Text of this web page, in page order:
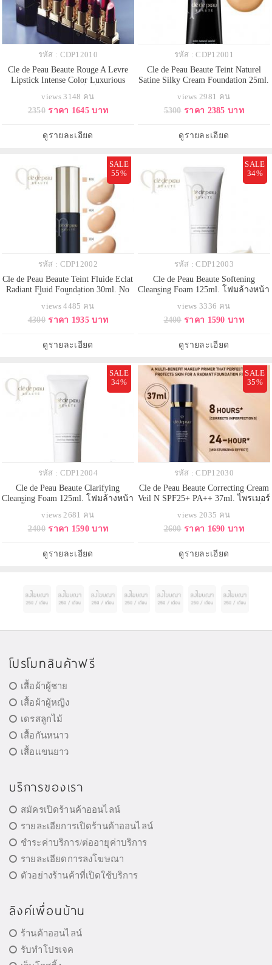
รหัส : CDP12010
Cle de Peau Beaute Rouge A Levre
Lipstick Intense Color Luxurious
ของคุณสวยหรูดูแพงระดับฮอลลีวูด
เนื้อสีชัดเจน สมจริง ประกาย
แบบ บรรจบกลมกลืนเป็นหนึ่งเดียว
กับผิวพรรณ เพื่อถ่าย
views 3148 คน
2350 ราคา 1645 บาท
ดูรายละเอียด
รหัส : CDP12001
Cle de Peau Beaute Teint Naturel
Satine Silky Cream Foundation 25ml.
พื้นเนื้อครีมเข้มข้นที่รังสรรค์ขึ้นเป็น
พิเศษซึ่งผสานรวมคุณประโยชน์จา
เคยมีมาก่อน พร้อมด้วยเทคโนโลยี
views 2981 คน
5300 ราคา 2385 บาท
ดูรายละเอียด
SALE
55%
รหัส : CDP12002
Cle de Peau Beaute Teint Fluide Eclat
Radiant Fluid Foundation 30ml. No
ผลลัพธ์ฉุ่มฉ่ำ สร้างผ้าคลุมประกาย
แห่งความงาม ตกกระทบแสงหลาย
เปล่งประกายอีกทั้งยังมีผิวสัมผัสที่
views 4485 คน
4300 ราคา 1935 บาท
ดูรายละเอียด
SALE
34%
รหัส : CDP12003
Cle de Peau Beaute Softening
Cleansing Foam 125ml. โฟมล้างหน้า
ธรรมชาติ เพื่อผิวที่ส่งประกายความ
งาม ทำความสะอาดผิวอย่างอ่อน
บำรุงฟื้นฟูสภาพผิว ให้ผิวชุ่มชื่น
เนียนนุ่ม ขจัดซีบัมส่วนเกินและเผยผ
views 3336 คน
2400 ราคา 1590 บาท
ดูรายละเอียด
SALE
34%
รหัส : CDP12004
Cle de Peau Beaute Clarifying
Cleansing Foam 125ml. โฟมล้างหน้า
ธรรมชาติ ที่ชำระล้างสิ่งสกปรกบน
ผิวโดยไม่สร้างภาระให้แก่ผิว มีส่วน
คลุมไปทั่วผิว นำมาซึ่งผิวที่สะอาดใส
เปล่งประกาย
views 2681 คน
2400 ราคา 1590 บาท
ดูรายละเอียด
SALE
35%
รหัส : CDP12030
Cle de Peau Beaute Correcting Cream
Veil N SPF25+ PA++ 37ml. ไพรเมอร์
ใช้ได้กับทุกสีผิว สูตรปรับใหม่ ที่เพิ่ม
เทคโนโลยีสกินแคร์ในส่วนผสมมี
Illuminator ส่วนผสมสกินแคร์เฉพาะ
ของเคลย์เดอโปโบเต้ ที่เสริมความ
views 2035 คน
2600 ราคา 1690 บาท
ดูรายละเอียด
โปรโมทสินค้าฟรี
เสื้อผ้าผู้ชาย
เสื้อผ้าผู้หญิง
เดรสลูกไม้
เสื้อกันหนาว
เสื้อแขนยาว
บริการของเรา
สมัครเปิดร้านค้าออนไลน์
รายละเอียการเปิดร้านค้าออนไลน์
ชำระค่าบริการ/ต่ออายุค่าบริการ
รายละเอียดการลงโฆษณา
ตัวอย่างร้านค้าที่เปิดใช้บริการ
ลิงค์เพื่อนบ้าน
ร้านค้าออนไลน์
รับทำโปรเจค